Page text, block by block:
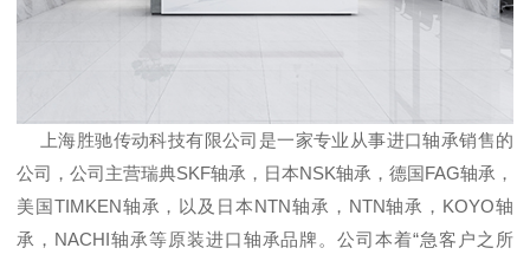
上海胜驰传动科技有限公司是一家专业从事进口轴承销售的
公司，公司主营瑞典SKF轴承，日本NSK轴承，德国FAG轴承，
美国TIMKEN轴承，以及日本NTN轴承，NTN轴承，KOYO轴
承，NACHI轴承等原装进口轴承品牌。公司本着“急客户之所